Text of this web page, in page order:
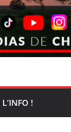
!